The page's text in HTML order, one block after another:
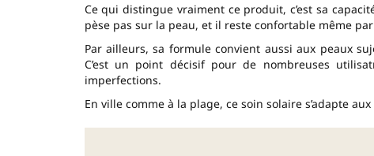
Ce qui distingue vraiment ce produit, c’est sa
pèse pas sur la peau, et il reste confortable même
Par ailleurs, sa formule convient aussi aux peaux
C’est un point décisif pour de nombreuses
imperfections.
En ville comme à la plage, ce soin solaire s’adapte